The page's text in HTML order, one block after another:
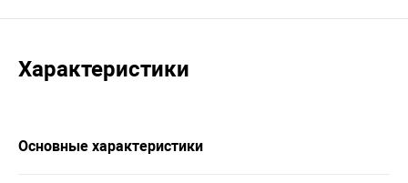
Характеристики
Основные характеристики